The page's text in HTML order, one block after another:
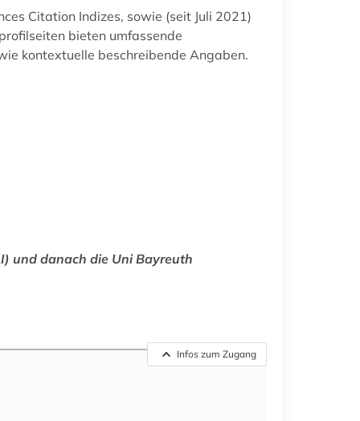
Citation Indizes, sowie (seit Juli 2021)
bieten umfassende
kontextuelle beschreibende Angaben.
und danach die Uni Bayreuth
Infos zum Zugang